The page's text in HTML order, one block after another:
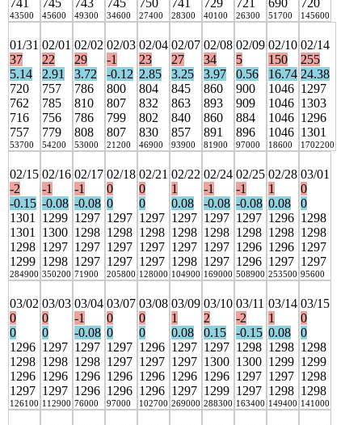
43500 45600 49300 34600 27400 28300 40100 26300 51700 145600
01/31
37
5.14
720
762
716
757
53700
02/01
22
2.91
757
785
756
779
54200
02/02
29
3.72
786
810
786
808
53000
02/03
-1
-0.12
800
807
799
807
21200
02/04
23
2.85
804
832
802
830
46900
02/07
27
3.25
845
863
840
857
93900
02/08
34
3.97
860
893
860
891
81900
02/09
5
0.56
900
909
884
896
97000
02/10
150
16.74
1046
1046
1046
1046
18600
02/14
255
24.38
1297
1303
1296
1301
1702200
02/15
-2
-0.15
1301
1301
1298
1299
284900
02/16
-1
-0.08
1299
1300
1297
1298
350200
02/17
-1
-0.08
1297
1298
1297
1297
71900
02/18
0
0
1297
1298
1297
1297
205800
02/21
0
0
1297
1298
1297
1297
128000
02/22
1
0.08
1297
1298
1297
1298
104900
02/24
-1
-0.08
1297
1298
1297
1297
169000
02/25
-1
-0.08
1297
1298
1296
1296
508900
02/28
1
0.08
1296
1298
1296
1297
253500
03/01
0
0
1298
1298
1297
1297
95600
03/02
0
0
1296
1298
1296
1297
126100
03/03
0
0
1297
1298
1296
1297
112900
03/04
-1
-0.08
1297
1298
1296
1296
76000
03/07
0
0
1297
1297
1296
1296
97000
03/08
0
0
1296
1297
1296
1296
102700
03/09
1
0.08
1297
1297
1296
1297
269000
03/10
2
0.15
1297
1300
1296
1299
288300
03/11
-2
-0.15
1298
1300
1297
1297
163400
03/14
1
0.08
1298
1299
1297
1298
149400
03/15
0
0
1298
1299
1298
1298
141000